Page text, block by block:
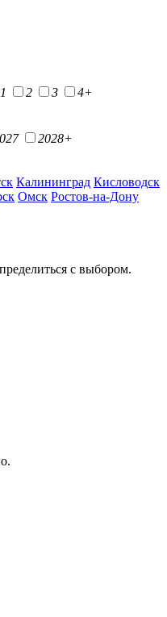
1 2 3
4+
2028+
Калининград Кисловодск
Омск Ростов-на-Дону
с выбором.